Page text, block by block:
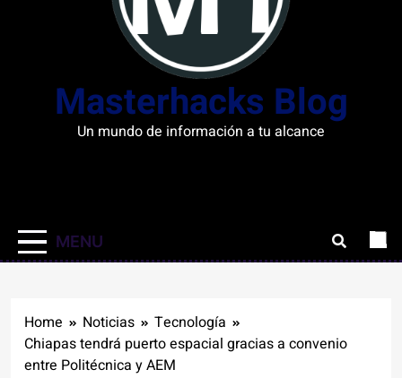
Masterhacks Blog
Un mundo de información a tu alcance
MENU
Home Noticias
Tecnología
Chiapas tendrá puerto espacial gracias a convenio
entre Politécnica y AEM